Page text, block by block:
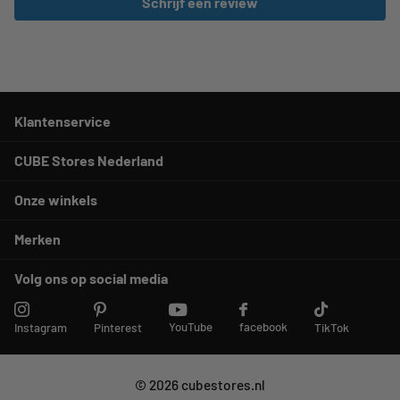
Klantenservice
CUBE Stores Nederland
Onze winkels
Merken
Volg ons op social media
Instagram Pinterest YouTube facebook TikTok
© 2026 cubestores.nl